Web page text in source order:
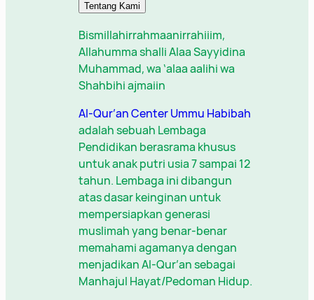
Tentang Kami
Bismillahirrahmaanirrahiiim,
Allahumma shalli Alaa Sayyidina
Muhammad, wa ‘alaa aalihi wa
Shahbihi ajmaiin
Al-Qur’an Center Ummu Habibah
adalah sebuah Lembaga
Pendidikan berasrama khusus
untuk anak putri usia 7 sampai 12
tahun. Lembaga ini dibangun
atas dasar keinginan untuk
mempersiapkan generasi
muslimah yang benar-benar
memahami agamanya dengan
menjadikan Al-Qur’an sebagai
Manhajul Hayat/Pedoman Hidup.